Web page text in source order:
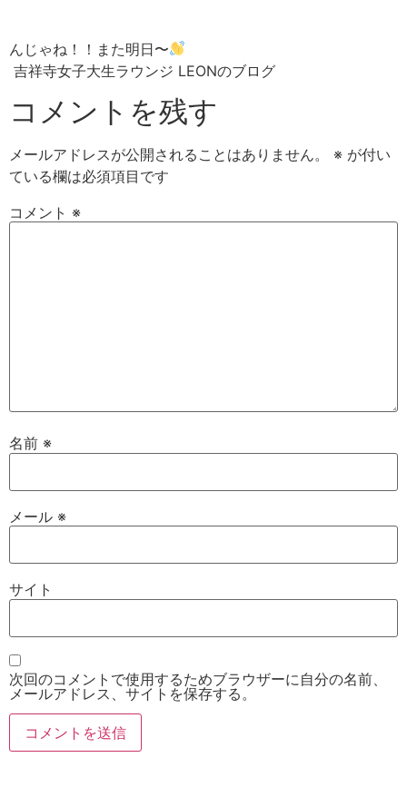
んじゃね！！また明日〜
吉祥寺女子大生ラウンジ LEONのブログ
コメントを残す
メールアドレスが公開されることはありません。 ※ が付い
ている欄は必須項目です
コメント ※
名前 ※
メール ※
サイト
次回のコメントで使用するためブラウザーに自分の名前、
メールアドレス、サイトを保存する。